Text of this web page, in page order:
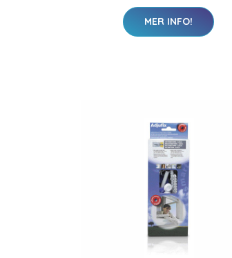
MER INFO!